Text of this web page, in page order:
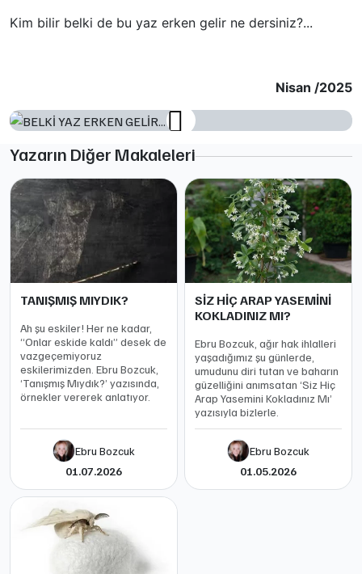
Kim bilir belki de bu yaz erken gelir ne dersiniz?...
Nisan /2025
Yazarın Diğer Makaleleri
TANIŞMIŞ MIYDIK?
Ah şu eskiler! Her ne kadar,
“Onlar eskide kaldı” desek de
vazgeçemiyoruz
eskilerimizden. Ebru Bozcuk,
‘Tanışmış Mıydık?’ yazısında,
örnekler vererek anlatıyor.
Ebru Bozcuk
01.07.2026
SİZ HİÇ ARAP YASEMİNİ
KOKLADINIZ MI?
Ebru Bozcuk, ağır hak ihlalleri
yaşadığımız şu günlerde,
umudunu diri tutan ve baharın
güzelliğini anımsatan ‘Siz Hiç
Arap Yasemini Kokladınız Mı’
yazısıyla bizlerle.
Ebru Bozcuk
01.05.2026